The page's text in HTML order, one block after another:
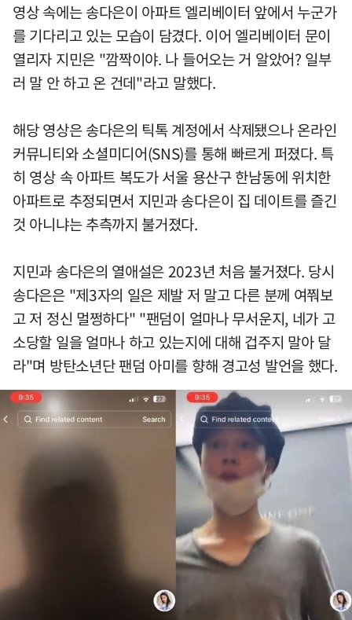
영상 속에는 송다은이 아파트 엘리베이터 앞에서 누군가
를 기다리고 있는 모습이 담겼다. 이어 엘리베이터 문이
열리자 지민은 "깜짝이야. 나 들어오는 거 알았어? 일부
러 말 안 하고 온 건데"라고 말했다.
해당 영상은 송다은의 틱톡 계정에서 삭제됐으나 온라인
커뮤니티와 소셜미디어(SNS)를 통해 빠르게 퍼졌다. 특
히 영상 속 아파트 복도가 서울 용산구 한남동에 위치한
아파트로 추정되면서 지민과 송다은이 집 데이트를 즐긴
것 아니냐는 추측까지 불거졌다.
지민과 송다은의 열애설은 2023년 처음 불거졌다. 당시
송다은은 "제3자의 일은 제발 저 말고 다른 분께 여쭤보
고 저 정신 멀쩡하다" "팬덤이 얼마나 무서운지, 네가 고
소당할 일을 얼마나 하고 있는지에 대해 겁주지 말아 달
라"며 방탄소년단 팬덤 아미를 향해 경고성 발언을 했다.